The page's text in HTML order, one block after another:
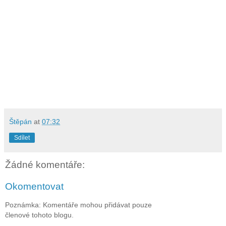
Štěpán at 07:32
Sdílet
Žádné komentáře:
Okomentovat
Poznámka: Komentáře mohou přidávat pouze
členové tohoto blogu.